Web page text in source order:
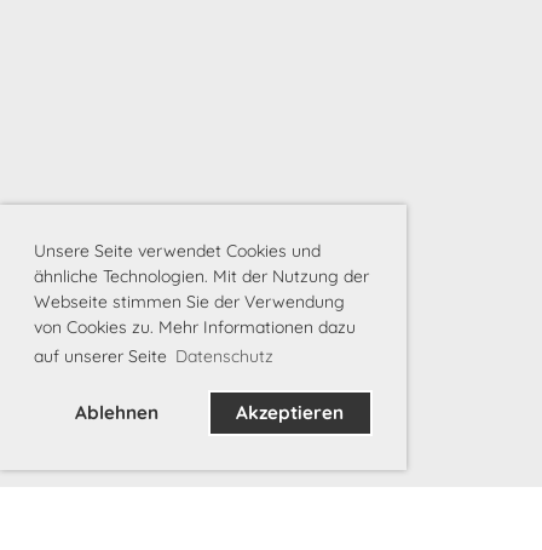
Unsere Seite verwendet Cookies und
ähnliche Technologien. Mit der Nutzung der
Webseite stimmen Sie der Verwendung
von Cookies zu. Mehr Informationen dazu
auf unserer Seite Datenschutz
Ablehnen Akzeptieren